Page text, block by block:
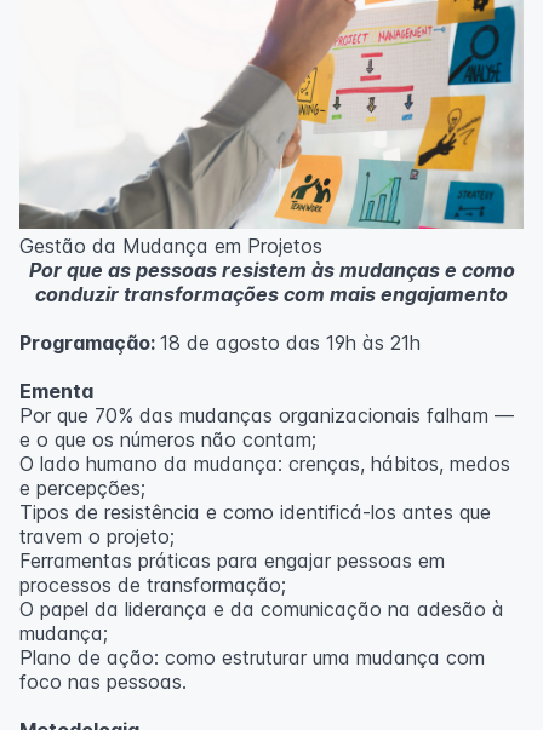
Ferramentas essenciais: 5 Porquês, Ishikawa e voz do
Casos práticos de melhoria em processos
administrativos e operacionais;
Próximos passos na jornada Lean Seis Sigma: do White
Metodologia
100% da carga horária do curso são realizadas com
aulas ao vivo.
As aulas podem ser assistidas por computador, celular
ou tablet.
Outras informações
inscritos serão avisados ​​antecipadamente.
O IPETEC reserva-se o direito de não realizar o curso
caso não atinja o número mínimo de 20 inscritos.
Professor(a):
Gestão da Mudança em Projetos
Por que as pessoas resistem às mudanças e como
conduzir transformações com mais engajamento
Programação: 18 de agosto das 19h às 21h
Ementa
Por que 70% das mudanças organizacionais falham —
e o que os números não contam;
O lado humano da mudança: crenças, hábitos, medos
e percepções;
Tipos de resistência e como identificá-los antes que
travem o projeto;
Ferramentas práticas para engajar pessoas em
processos de transformação;
O papel da liderança e da comunicação na adesão à
mudança;
Plano de ação: como estruturar uma mudança com
foco nas pessoas.